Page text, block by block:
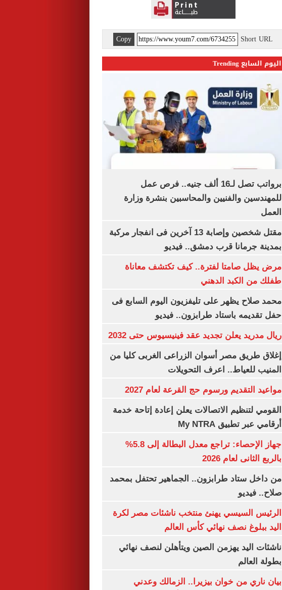
Short URL
Copy
اليوم السابع Trending
برواتب تصل لـ16 ألف جنيه.. فرص عمل
للمهندسين والفنيين والمحاسبين بنشرة وزارة
العمل
مقتل شخصين وإصابة 13 آخرين فى انفجار مركبة
بمدينة جرمانا قرب دمشق.. فيديو
مرض يظل صامتا لفترة.. كيف تكتشف معاناة
طفلك من الكبد الدهني
محمد صلاح يظهر على تليفزيون اليوم السابع فى
حفل تقديمه باستاد طرابزون.. فيديو
ريال مدريد يعلن تجديد عقد فينيسيوس حتى 2032
إغلاق طريق مصر أسوان الزراعى الغربى كليا من
المنيب للعياط.. اعرف التحويلات
مواعيد التقديم ورسوم حج القرعة لعام 2027
القومي لتنظيم الاتصالات يعلن إعادة إتاحة خدمة
أرقامي عبر تطبيق My NTRA
جهاز الإحصاء: تراجع معدل البطالة إلى 5.8%
بالربع الثانى لعام 2026
من داخل ستاد طرابزون.. الجماهير تحتفل بمحمد
صلاح.. فيديو
الرئيس السيسي يهنئ منتخب ناشئات مصر لكرة
اليد ببلوغ نصف نهائي كأس العالم
ناشئات اليد يهزمن الصين ويتأهلن لنصف نهائي
بطولة العالم
بيان ناري من خوان بيزيرا.. الزمالك وعدني